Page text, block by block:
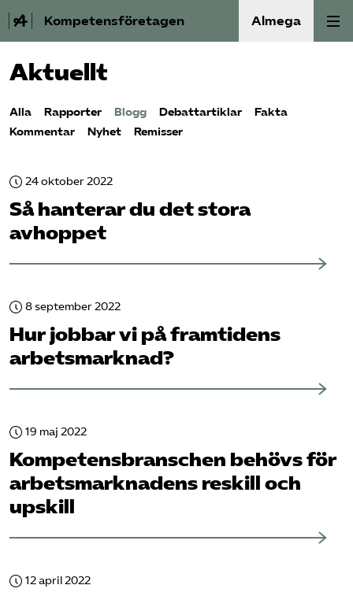
Kompetensföretagen Almega
Aktuellt
A-Ö
Medlemskap
Våra frågor
Om oss
Omsättningsstatistik
Mina sidor
Bli medlem
Aktuellt
Alla Rapporter Blogg Debattartiklar
Fakta
Kommentar
Nyhet Remisser
24 oktober 2022
Så hanterar du det stora
avhoppet
8 september 2022
Hur jobbar vi på framtidens
arbetsmarknad?
19 maj 2022
Kompetens­branschen behövs för
arbets­marknadens reskill och
upskill
12 april 2022